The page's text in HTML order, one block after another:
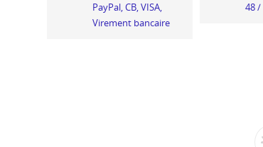
PayPal, CB, VISA,
Virement bancaire
48 /